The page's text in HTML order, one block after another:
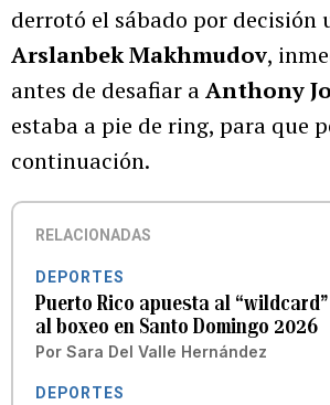
derrotó el sábado por decisión
Arslanbek Makhmudov,
antes de desafiar aAnthony
estaba a pie de ring, para que
continuación.
RELACIONADAS
DEPORTES
Puerto Rico apuesta al
al boxeo en Santo Domingo 2026
Por Sara Del Valle Hernández
DEPORTES